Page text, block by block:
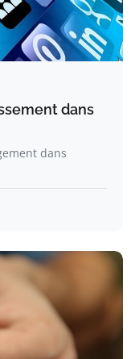
dans
dans